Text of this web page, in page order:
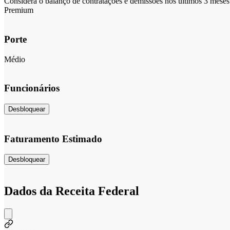
Premium
Porte
Médio
Funcionários
Desbloquear
Faturamento Estimado
Desbloquear
Dados da Receita Federal